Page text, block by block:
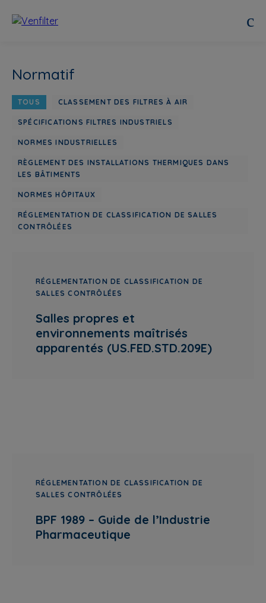
Normatif
TOUS CLASSEMENT DES FILTRES À AIR
SPÉCIFICATIONS FILTRES INDUSTRIELS
NORMES INDUSTRIELLES
RÈGLEMENT DES INSTALLATIONS THERMIQUES DANS
LES BÂTIMENTS
NORMES HÔPITAUX
RÉGLEMENTATION DE CLASSIFICATION DE SALLES
CONTRÔLÉES
RÉGLEMENTATION DE CLASSIFICATION DE
SALLES CONTRÔLÉES
Salles propres et
environnements maîtrisés
apparentés (US.FED.STD.209E)
RÉGLEMENTATION DE CLASSIFICATION DE
SALLES CONTRÔLÉES
BPF 1989 – Guide de l’Industrie
Pharmaceutique